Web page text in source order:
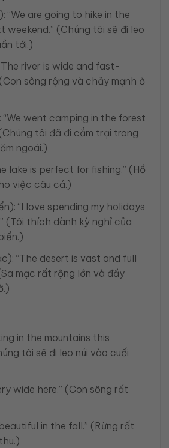
“We are going to hike in the
weekend.” (Chúng tôi sẽ đi leo
tới.)
river is wide and fast-
sông rộng và chảy mạnh ở
“We went camping in the forest
tôi đã đi cắm trại trong
ngoái.)
lake is perfect for fishing.” (Hồ
việc câu cá.)
“I love spending my holidays
(Tôi thích dành kỳ nghỉ của
“The desert is vast and full
mạc rất rộng lớn và đầy
in the mountains this
tôi sẽ đi leo núi vào cuối
wide here.” (Con sông rất
in the fall.” (Rừng rất